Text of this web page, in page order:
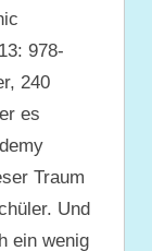
978-
240
es
Traum
Und
ein wenig